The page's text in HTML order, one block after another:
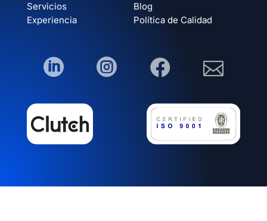
Servicios
Experiencia
Blog
Política de Calidad
   